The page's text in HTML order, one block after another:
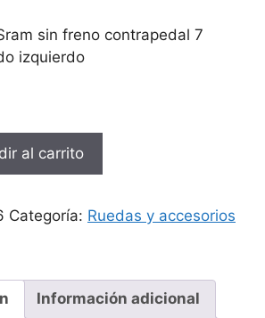
sin freno contrapedal 7
izquierdo
al carrito
Categoría: Ruedas y accesorios
Información adicional